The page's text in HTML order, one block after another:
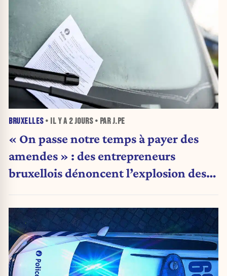
BRUXELLES• IL Y A 2 JOURS• PAR J.PE
« On passe notre temps à payer des
amendes » : des entrepreneurs
bruxellois dénoncent l’explosion des